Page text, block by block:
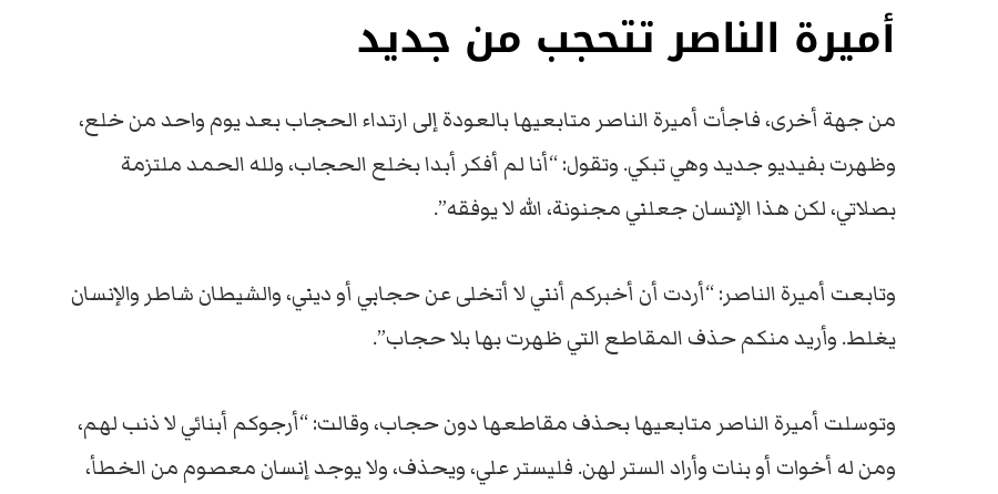
أميرة الناصر تتحجب من جديد
من جهة أخرى، فاجأت أميرة الناصر متابعيها بالعودة إلى ارتداء الحجاب بعد يوم واحد من خلع،
وظهرت بفيديو جديد وهي تبكي. وتقول: “أنا لم أفكر أبدا بخلع الحجاب، ولله الحمد ملتزمة
بصلاتي، لكن هذا الإنسان جعلني مجنونة، الله لا يوفقه”.
وتابعت أميرة الناصر: “أردت أن أخبركم أنني لا أتخلى عن حجابي أو ديني، والشيطان شاطر والإنسان
يغلط. وأريد منكم حذف المقاطع التي ظهرت بها بلا حجاب”.
وتوسلت أميرة الناصر متابعيها بحذف مقاطعها دون حجاب، وقالت: “أرجوكم أبنائي لا ذنب لهم،
ومن له أخوات أو بنات وأراد الستر لهن. فليستر علي، ويحذف، ولا يوجد إنسان معصوم من الخطأ،